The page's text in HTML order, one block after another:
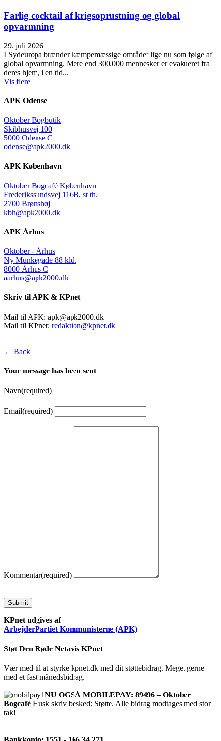
Farlig cocktail af krigsoprustning og global
opvarmning
29. juli 2026
I Sydeuropa brænder kæmpemæssige områder lige nu som følge af
global opvarmning. Mere end 300.000 mennesker er evakueret fra
deres hjem, i en tid...
Vis flere
APK Odense
Oktober Bogbutik
Skibhusvej 100
5000 Odense C
odense@apk2000.dk
APK København
Oktober Bogcafé København
Frederikssundsvej 116B, st th.
2700 Brønshøj
kbh@apk2000.dk
APK Århus
Oktober - Århus
Ny Munkegade 88 kld.
8000 Århus C
aarhus@apk2000.dk
Skriv til APK & KPnet
Mail til APK: apk@apk2000.dk
Mail til KPnet: redaktion@kpnet.dk
← Back
Your message has been sent
Navn(required)
Email(required)
Kommentar(required)
Submit
KPnet udgives af
ArbejderPartiet Kommunisterne (APK)
Støt Den Røde Netavis KPnet
Vær med til at styrke kpnet.dk med dit støttebidrag. Meget gerne
med et fast månedsbidrag.
NU OGSÅ MOBILEPAY: 89496 – Oktober
Bogcafé Husk skriv besked: Støtte. Alle bidrag modtages med stor
tak!
Bankkonto: 1551 - 166 34 271